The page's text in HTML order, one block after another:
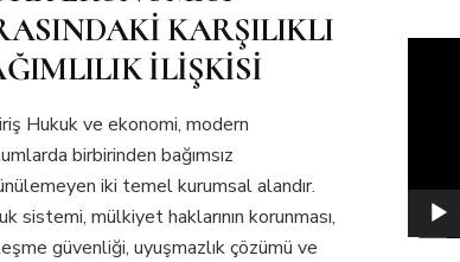
KARŞILIKLI
İLİŞKİSİ
Hukuk ve ekonomi, modern
birbirinden bağımsız
iki temel kurumsal alandır.
sistemi, mülkiyet haklarının korunması,
güvenliği, uyuşmazlık çözümü ve